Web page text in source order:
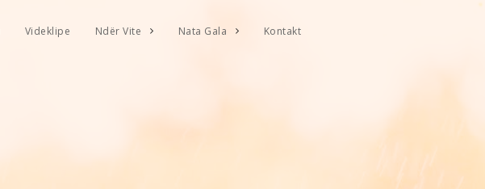
Videklipe Ndër Vite Nata Gala Kontakt